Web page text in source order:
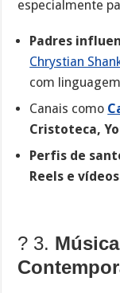
especialmente
Padres
Chrystian
com
Canais como
Cristoteca,
Perfis de
Reels e
? 3.